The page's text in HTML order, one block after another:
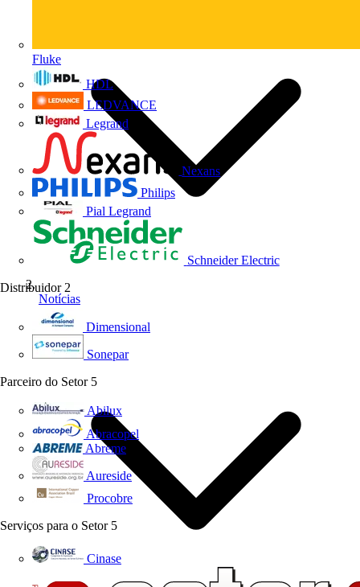
Fluke
HDL
LEDVANCE
Legrand
Nexans
Philips
Pial Legrand
Schneider Electric
Distribuidor 2
Dimensional
Sonepar
Parceiro do Setor 5
Abilux
Abracopel
Abreme
Aureside
Procobre
Serviços para o Setor 5
Cinase
Notícias